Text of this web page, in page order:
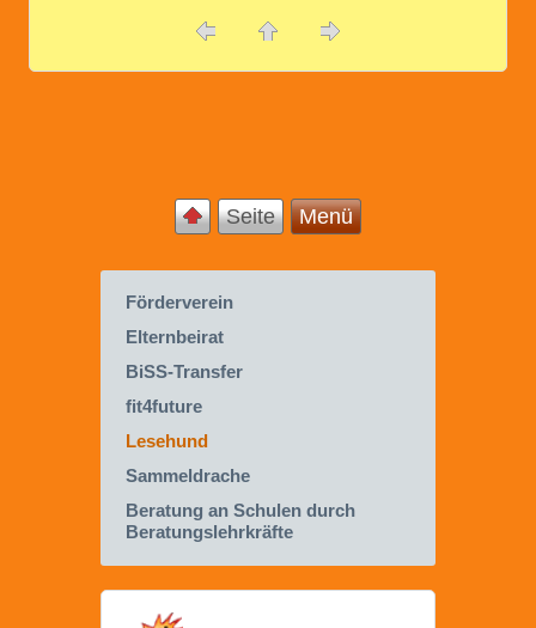
Seite Menü
Förderverein
Elternbeirat
BiSS-Transfer
fit4future
Lesehund
Sammeldrache
Beratung an Schulen durch
Beratungslehrkräfte